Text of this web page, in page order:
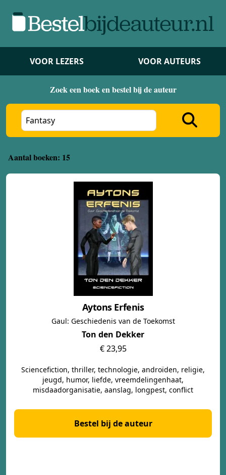
VOOR LEZERS VOOR AUTEURS
Zoek een boek en bestel bij de auteur
Aantal boeken: 15
Aytons Erfenis
Gaul: Geschiedenis van de Toekomst
Ton den Dekker
€ 23,95
Sciencefiction, thriller, technologie, androïden, religie,
jeugd, humor, liefde, vreemdelingenhaat,
misdaadorganisatie, aanslag, longpest, conflict
Bestel bij de auteur